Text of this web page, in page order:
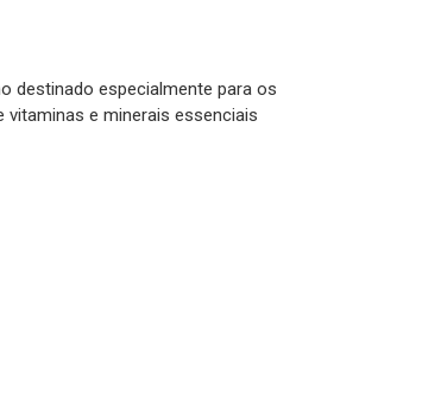
destinado especialmente para os
vitaminas e minerais essenciais